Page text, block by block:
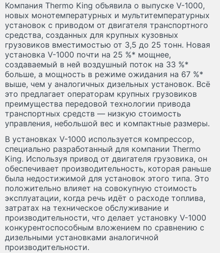
Компания Thermo King объявила о выпуске V-1000,
новых монотемпературных и мультитемпературных
установок с приводом от двигателя транспортного
средства, созданных для крупных кузовных
грузовиков вместимостью от 3,5 до 25 тонн. Новая
установка V-1000 почти на 25 %* мощнее,
создаваемый в ней воздушный поток на 33 %*
больше, а мощность в режиме ожидания на 67 %*
выше, чем у аналогичных дизельных установок. Всё
это предлагает операторам крупных грузовиков
преимущества передовой технологии привода
транспортных средств — низкую стоимость
управления, небольшой вес и компактные размеры.
В установках V-1000 используется компрессор,
специально разработанный для компании Thermo
King. Используя привод от двигателя грузовика, он
обеспечивает производительность, которая раньше
была недостижимой для установок этого типа. Это
положительно влияет на совокупную стоимость
эксплуатации, когда речь идёт о расходе топлива,
затратах на техническое обслуживание и
производительности, что делает установку V-1000
конкурентоспособным вложением по сравнению с
дизельными установками аналогичной
производительности.